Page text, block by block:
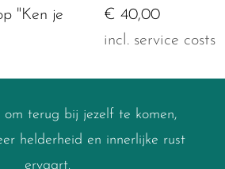
"Ken je
€ 40,00
incl. service costs
om terug bij jezelf te komen,
helderheid en innerlijke rust
ervaart.